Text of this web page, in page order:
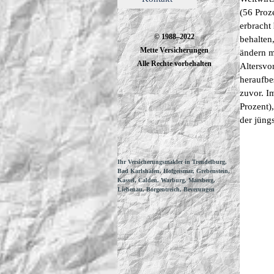
© 1988–2022
Mette Versicherungen
Alle Rechte vorbehalten
Ihr Versicherungsmakler in Trendelburg,
Bad Karlshafen, Hofgeismar, Grebenstein,
Kassel, Calden, Warburg, Marsberg,
Liebenau, Borgentreich, Beverungen
(56
erbracht
ändern
zuvor.
der